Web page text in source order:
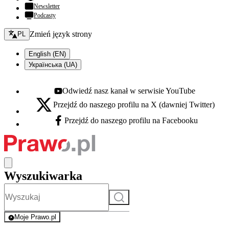
Newsletter
Podcasty
Zmień język - bieżący:
PL Zmień język strony
English (EN)
Українська (UA)
Youtube - otwiera się w nowej karcie
Odwiedź nasz kanał w serwisie YouTube
X - otwiera się w nowej karcie
Przejdź do naszego profilu na X (dawniej Twitter)
Facebook - otwiera się w nowej karcie
Przejdź do naszego profilu na Facebooku
Wyszukiwarka
Szukaj
Moje Prawo.pl
- rejestracja i logowanie do serwisu